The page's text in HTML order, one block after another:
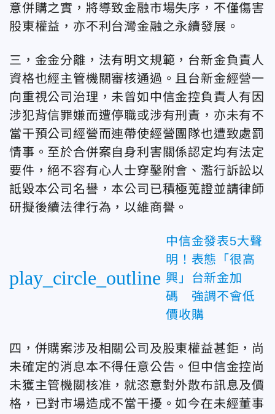
意併購之實，將導致金融市場失序，不僅傷害
股東權益，亦不利台灣金融之永續發展。
三，金金分離，法有明文規範，台新金負責人
資格也經主管機關審核通過。且台新金經營一
向重視公司治理，未曾如中信金控負責人有因
涉犯背信罪嫌而遭停職或涉有刑責，亦未有不
當干預公司經營而連帶使經營團隊也遭致處罰
情事。至於合併案自身利害關係認定均有法定
要件，絕不容有心人士穿鑿附會、濫行訴訟以
詆毀本公司名譽，本公司已積極蒐證並請律師
研擬後續法律行為，以維商譽。
play_circle_outline
中信金發表5大聲
明！表態「很高
興」台新金加
碼 強調不會低
價收購
四，併購案涉及相關公司及股東權益甚鉅，尚
未確定的消息本不得任意公告。但中信金控尚
未獲主管機關核准，就恣意對外散布訊息及價
格，已對市場造成不當干擾。如今在未經董事